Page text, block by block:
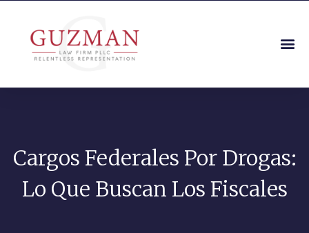
Cargos Federales Por Drogas:
Lo Que Buscan Los Fiscales